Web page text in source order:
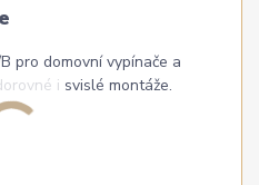
pro domovní vypínače a
i svislé montáže.